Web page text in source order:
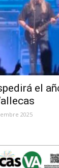
el
2025